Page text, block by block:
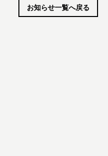
お知らせ一覧へ戻る